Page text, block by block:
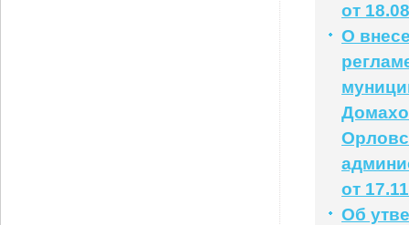
от
О
от
Об